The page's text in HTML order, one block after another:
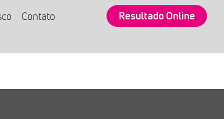
Contato Resultado Online